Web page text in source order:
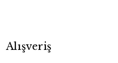
Alışveriş